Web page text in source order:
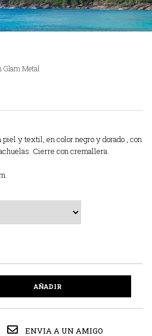
Metal
y textil, en color negro y dorado , con
Cierre con cremallera.
AÑADIR
ENVIA A UN AMIGO